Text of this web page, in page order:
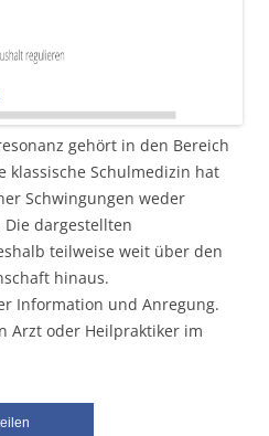
gehört in den Bereich
klassische Schulmedizin hat
Schwingungen weder
dargestellten
teilweise weit über den
hinaus.
Information und Anregung.
Arzt oder Heilpraktiker im